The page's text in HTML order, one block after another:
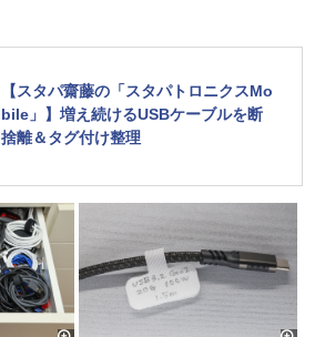
【スタパ齋藤の「スタパトロニクスMo
bile」】増え続けるUSBケーブルを断
捨離＆タグ付け整理